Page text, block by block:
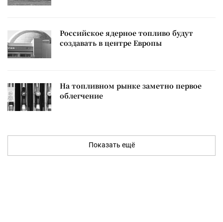
Российское ядерное топливо будут
создавать в центре Европы
На топливном рынке заметно первое
облегчение
Показать ещё